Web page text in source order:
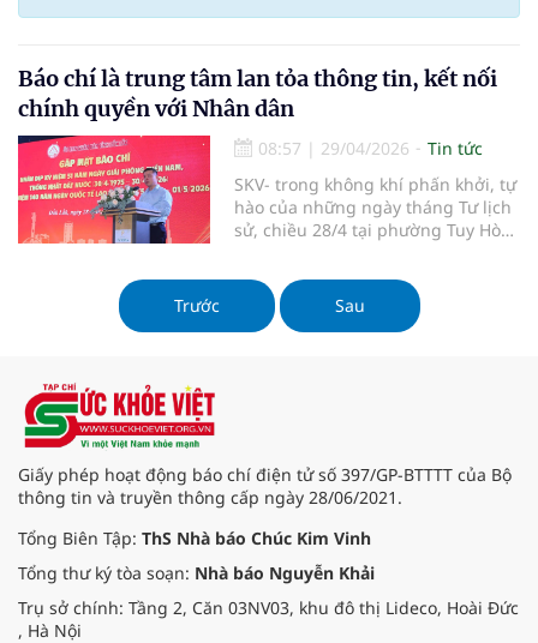
Báo chí là trung tâm lan tỏa thông tin, kết nối
chính quyền với Nhân dân
08:57 | 29/04/2026
Tin tức
SKV- trong không khí phấn khởi, tự
hào của những ngày tháng Tư lịch
sử, chiều 28/4 tại phường Tuy Hòa,
gặp mặt với các cơ quan báo chí ở
Trung ương và địa phương nhân
dịp kỷ niệm 51 năm Ngày giải
Trước Sau
Giấy phép hoạt động báo chí điện tử số 397/GP-BTTTT của Bộ
thông tin và truyền thông cấp ngày 28/06/2021.
Tổng Biên Tập: ThS Nhà báo Chúc Kim Vinh
Tổng thư ký tòa soạn: Nhà báo Nguyễn Khải
Trụ sở chính: Tầng 2, Căn 03NV03, khu đô thị Lideco, Hoài Đức
, Hà Nội